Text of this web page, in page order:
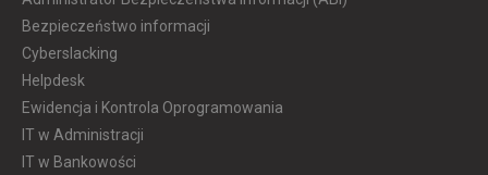
Bezpieczeństwo informacji
Cyberslacking
Helpdesk
Ewidencja i Kontrola Oprogramowania
IT w Administracji
IT w Bankowości